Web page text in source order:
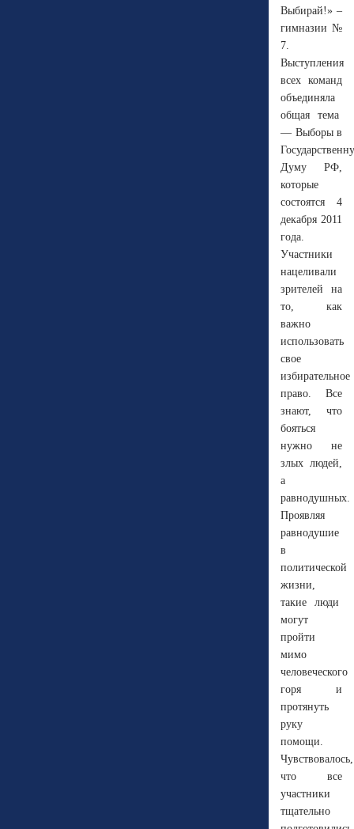
Выбирай!» –
гимназии №
7.
Выступления
всех команд
объединяла
общая тема
— Выборы в
Думу РФ,
которые
состоятся 4
декабря 2011
года.
Участники
нацеливали
зрителей на
то, как
важно
использовать
свое
избирательное
право. Все
знают, что
бояться
нужно не
злых людей,
а
равнодушных.
Проявляя
равнодушие
в
политической
жизни,
такие люди
могут
пройти
мимо
человеческого
горя и
протянуть
руку
помощи.
Чувствовалось,
что все
участники
тщательно